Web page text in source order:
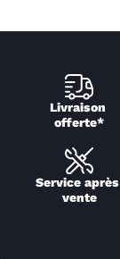
Livraison
offerte*
Service après
vente